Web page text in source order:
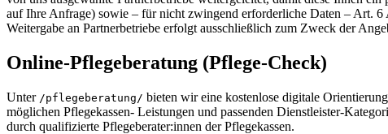
auf Ihre Anfrage) sowie – für nicht zwingend erforderliche Daten – Art.
Weitergabe an Partnerbetriebe erfolgt ausschließlich zum Zweck der
Online-Pflegeberatung (Pflege-Check)
Unter /pflegeberatung/ bieten wir eine kostenlose digitale
möglichen Pflegekassen- Leistungen und passenden Dienstleister-
durch qualifizierte Pflegeberater:innen der Pflegekassen.